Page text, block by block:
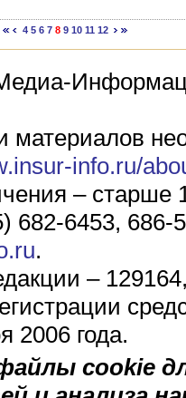
4 5 6 7 8 9 10 11 12
материалов
info.ru/
– старше
682-6453, 686-
.
–
2006 года.
cookie